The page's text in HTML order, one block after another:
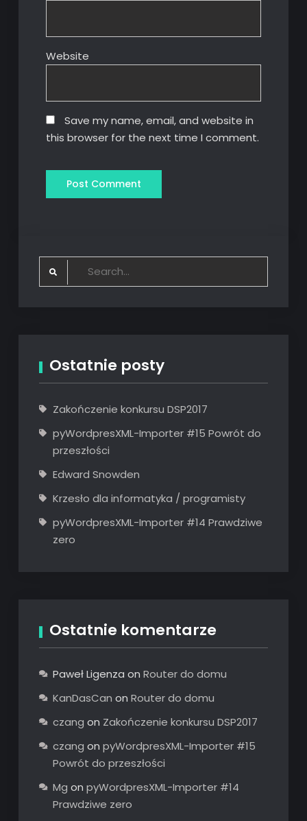
Website
Save my name, email, and website in
this browser for the next time I comment.
Search
Ostatnie posty
Zakończenie konkursu DSP2017
pyWordpresXML-Importer #15 Powrót do
przeszłości
Edward Snowden
Krzesło dla informatyka / programisty
pyWordpresXML-Importer #14 Prawdziwe
zero
Ostatnie komentarze
Paweł Ligenza on Router do domu
KanDasCan on Router do domu
czang on Zakończenie konkursu DSP2017
czang on pyWordpresXML-Importer #15
Powrót do przeszłości
Mg on pyWordpresXML-Importer #14
Prawdziwe zero